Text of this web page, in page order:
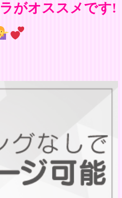
がオススメです!